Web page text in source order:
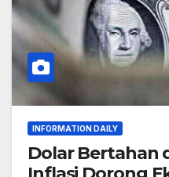
INFORMATION DAILY
Dolar Bertahan